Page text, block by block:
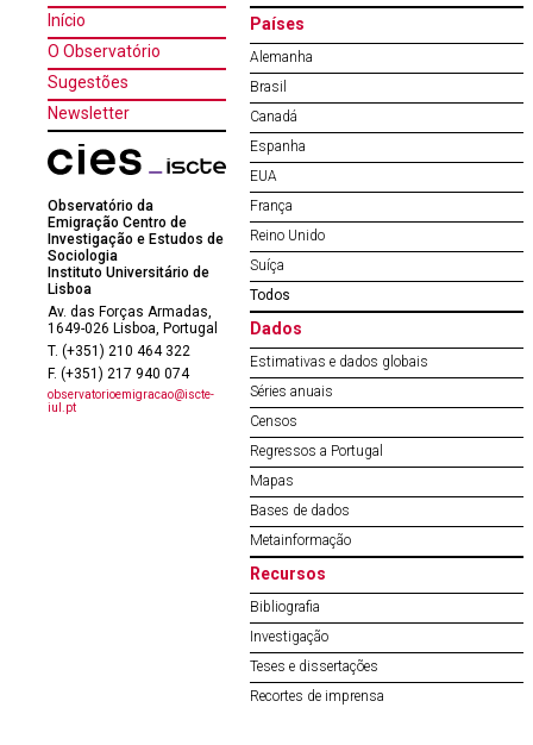
Início
O Observatório
Sugestões
Newsletter
Observatório da
Emigração Centro de
Investigação e Estudos de
Sociologia
Instituto Universitário de
Lisboa
Av. das Forças Armadas,
1649-026 Lisboa, Portugal
T. (+351) 210 464 322
F. (+351) 217 940 074
observatorioemigracao@iscte-
iul.pt
Países
Alemanha
Brasil
Canadá
Espanha
EUA
França
Reino Unido
Suíça
Todos
Dados
Estimativas e dados globais
Séries anuais
Censos
Regressos a Portugal
Mapas
Bases de dados
Metainformação
Recursos
Bibliografia
Investigação
Teses e dissertações
Recortes de imprensa